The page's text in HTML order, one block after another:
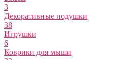
3
Декоративные подушки
38
Игрушки
6
Коврики для мыши